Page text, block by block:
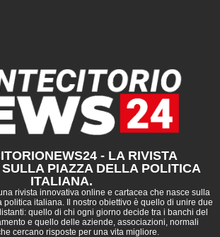
- LA RIVISTA
SULLA PIAZZA DELLA POLITICA
ITALIANA.
rivista innovativa online e cartacea che nasce sulla
politica italiana. Il nostro obiettivo è quello di unire due
quello di chi ogni giorno decide tra i banchi del
e quello delle aziende, associazioni, normali
cercano risposte per una vita migliore.